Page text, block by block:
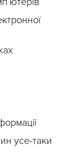
усе-таки